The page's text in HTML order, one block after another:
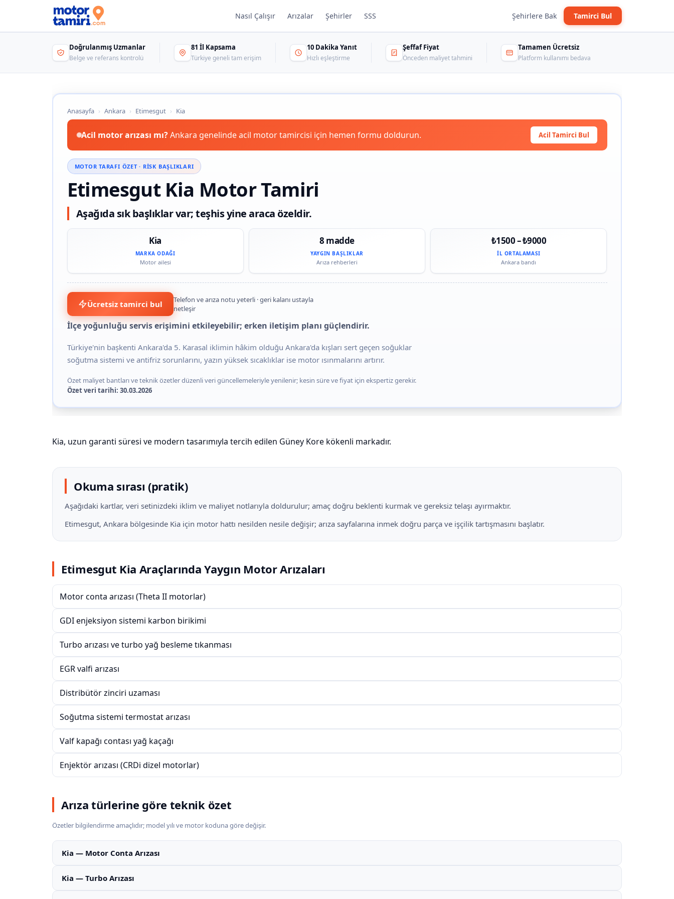
Nasıl Çalışır Arızalar Şehirler SSS Şehirlere Bak Tamirci Bul
Doğrulanmış Uzmanlar
Belge ve referans kontrolü
81 İl Kapsama
Türkiye geneli tam erişim
10 Dakika Yanıt
Hızlı eşleştirme
Şeffaf Fiyat
Önceden maliyet tahmini
Tamamen Ücretsiz
Platform kullanımı bedava
Anasayfa › Ankara › Etimesgut › Kia
Acil motor arızası mı?Ankara genelinde acil motor tamircisi için hemen formu doldurun. Acil Tamirci Bul
MOTOR TARAFI ÖZET · RISK BAŞLIKLARI
Etimesgut Kia Motor Tamiri
Aşağıda sık başlıklar var; teşhis yine araca özeldir.
Kia
MARKA ODAĞI
Motor ailesi
8 madde
YAYGIN BAŞLIKLAR
Arıza rehberleri
₺1500 – ₺9000
İL ORTALAMASI
Ankara bandı
Ücretsiz tamirci bul
Telefon ve arıza notu yeterli · geri kalanı ustayla
netleşir
İlçe yoğunluğu servis erişimini etkileyebilir; erken iletişim planı güçlendirir.
Türkiye'nin başkenti Ankara'da 5. Karasal iklimin hâkim olduğu Ankara'da kışları sert geçen soğuklar
soğutma sistemi ve antifriz sorunlarını, yazın yüksek sıcaklıklar ise motor ısınmalarını artırır.
Özet maliyet bantları ve teknik özetler düzenli veri güncellemeleriyle yenilenir; kesin süre ve fiyat için ekspertiz gerekir.
Özet veri tarihi: 30.03.2026
Kia, uzun garanti süresi ve modern tasarımıyla tercih edilen Güney Kore kökenli markadır.
Okuma sırası (pratik)
Aşağıdaki kartlar, veri setinizdeki iklim ve maliyet notlarıyla doldurulur; amaç doğru beklenti kurmak ve gereksiz telaşı ayırmaktır.
Etimesgut, Ankara bölgesinde Kia için motor hattı nesilden nesile değişir; arıza sayfalarına inmek doğru parça ve işçilik tartışmasını başlatır.
Etimesgut Kia Araçlarında Yaygın Motor Arızaları
Motor conta arızası (Theta II motorlar)
GDI enjeksiyon sistemi karbon birikimi
Turbo arızası ve turbo yağ besleme tıkanması
EGR valfi arızası
Distribütör zinciri uzaması
Soğutma sistemi termostat arızası
Valf kapağı contası yağ kaçağı
Enjektör arızası (CRDi dizel motorlar)
Arıza türlerine göre teknik özet
Özetler bilgilendirme amaçlıdır; model yılı ve motor koduna göre değişir.
Kia — Motor Conta Arızası
Kia — Turbo Arızası